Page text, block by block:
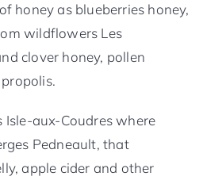
honey as blueberries honey,
wildflowers Les
clover honey, pollen
Isle-aux-Coudres where
Pedneault, that
apple cider and other